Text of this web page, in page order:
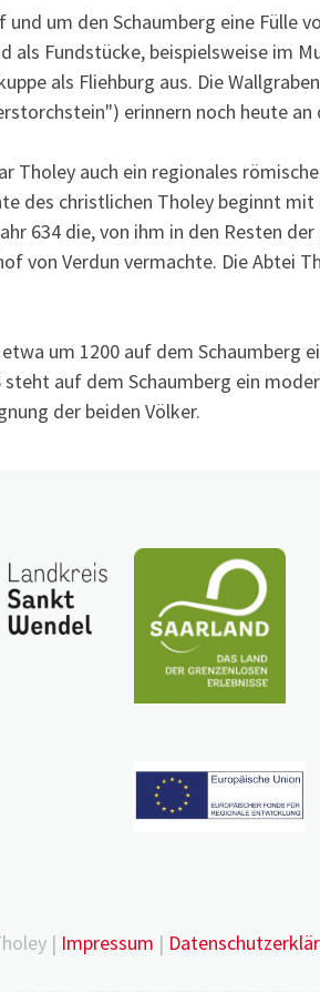
um den Schaumberg eine Fülle
als Fundstücke, beispielsweise im
als Fliehburg aus. Die
erinnern noch heute an
Tholey auch ein regionales
des christlichen Tholey beginnt
634 die, von ihm in den Resten
von Verdun vermachte. Die Abtei
um 1200 auf dem Schaumberg
auf dem Schaumberg ein
der beiden Völker.
| Impressum |